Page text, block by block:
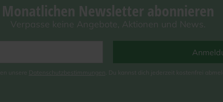
Monat­li­chen News­let­ter abonnieren
Ver­pas­se kei­ne Ange­bo­te, Aktio­nen und News.
unse­re Daten­schutz­be­stim­mun­gen . Du kannst dich jeder­zeit kos­ten­frei